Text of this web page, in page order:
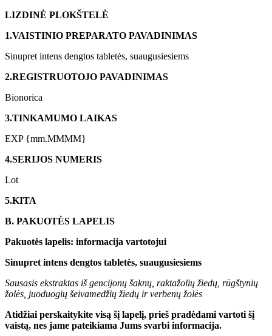
LIZDINĖ PLOKŠTELĖ
1.VAISTINIO PREPARATO PAVADINIMAS
Sinupret intens dengtos tabletės, suaugusiesiems
2.REGISTRUOTOJO PAVADINIMAS
Bionorica
3.TINKAMUMO LAIKAS
EXP {mm.MMMM}
4.SERIJOS NUMERIS
Lot
5.KITA
B. PAKUOTĖS LAPELIS
Pakuotės lapelis: informacija vartotojui
Sinupret intens dengtos tabletės, suaugusiesiems
Sausasis ekstraktas išgencijonų šaknų, raktažolių žiedų, rūgštynių
žolės juoduogių šeivamedžių žiedų irverbenų žolės
Atidžiai perskaitykite visą šį lapelį, prieš pradėdami vartoti šį
vaistą, nes jame pateikiama Jums svarbi informacija.